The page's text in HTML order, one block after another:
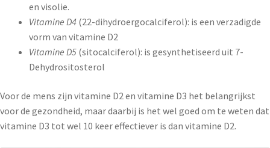
en visolie.
Vitamine D4 (22-dihydroergocalciferol): is een verzadigde
vorm van vitamine D2
Vitamine D5 (sitocalciferol): is gesynthetiseerd uit 7-
Dehydrositosterol
Voor de mens zijn vitamine D2 en vitamine D3 het belangrijkst
voor de gezondheid, maar daarbij is het wel goed om te weten dat
vitamine D3 tot wel 10 keer effectiever is dan vitamine D2.